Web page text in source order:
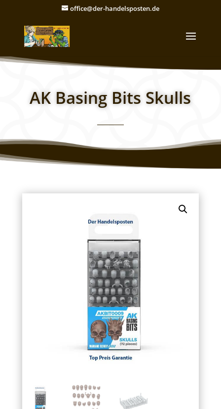
office@der-handelsposten.de
AK Basing Bits Skulls